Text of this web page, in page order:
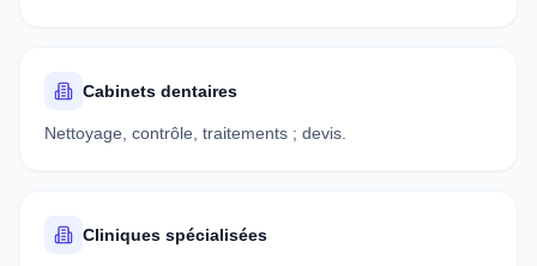
Cabinets dentaires
Nettoyage, contrôle, traitements ; devis.
Cliniques spécialisées